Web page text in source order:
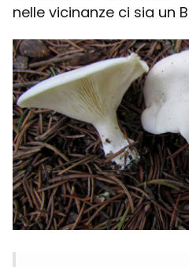
nelle vicinanze ci sia un